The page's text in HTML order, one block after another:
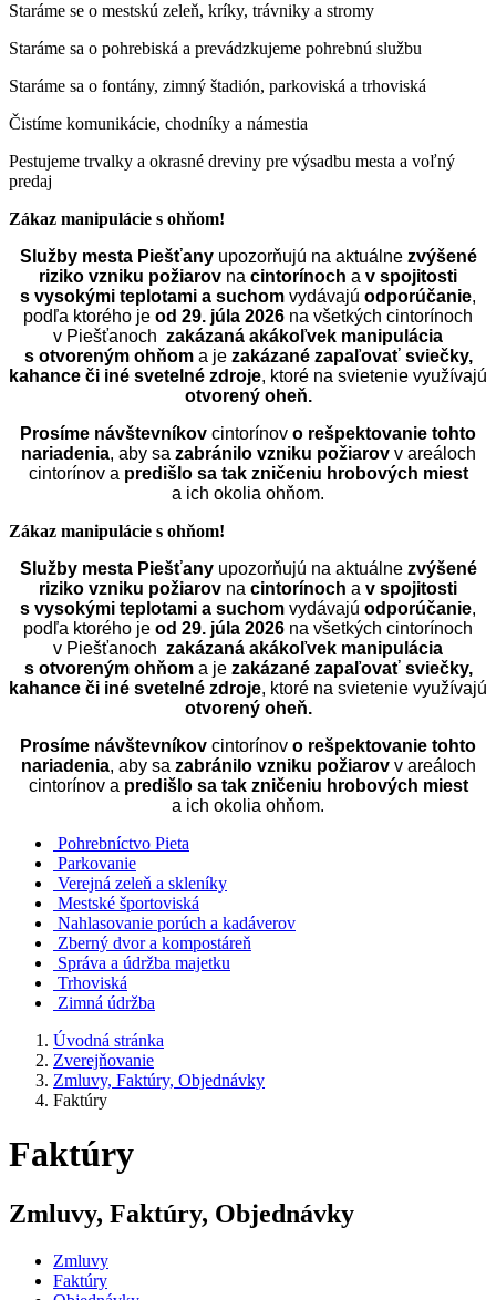
Staráme se o mestskú zeleň, kríky, trávniky a stromy
Staráme sa o pohrebiská a prevádzkujeme pohrebnú službu
Staráme sa o fontány, zimný štadión, parkoviská a trhoviská
Čistíme komunikácie, chodníky a námestia
Pestujeme trvalky a okrasné dreviny pre výsadbu mesta a voľný
predaj
Zákaz manipulácie s ohňom!
Služby mesta Piešťanyupozorňujú na aktuálne zvýšené
riziko vzniku požiarov na cintorínoch a v spojitosti
s vysokými teplotami a suchom vydávajú odporúčanie,
podľa ktorého je od 29. júla 2026 na všetkých cintorínoch
v Piešťanoch zakázaná akákoľvek manipulácia
s otvoreným ohňoma je zakázané zapaľovať sviečky,
kahance či iné svetelné zdroje, ktoré na svietenie využívajú
otvorený oheň.
Prosíme návštevníkov cintorínov o rešpektovanie tohto
nariadenia, aby sa zabránilo vzniku požiarovv areáloch
cintorínov a predišlo sa tak zničeniu hrobových miest
a ich okolia ohňom.
Zákaz manipulácie s ohňom!
Služby mesta Piešťanyupozorňujú na aktuálne zvýšené
riziko vzniku požiarov na cintorínoch a v spojitosti
s vysokými teplotami a suchom vydávajú odporúčanie,
podľa ktorého je od 29. júla 2026 na všetkých cintorínoch
v Piešťanoch zakázaná akákoľvek manipulácia
s otvoreným ohňoma je zakázané zapaľovať sviečky,
kahance či iné svetelné zdroje, ktoré na svietenie využívajú
otvorený oheň.
Prosíme návštevníkov cintorínov o rešpektovanie tohto
nariadenia, aby sa zabránilo vzniku požiarovv areáloch
cintorínov a predišlo sa tak zničeniu hrobových miest
a ich okolia ohňom.
Pohrebníctvo Pieta
Parkovanie
Verejná zeleň a skleníky
Mestské športoviská
Nahlasovanie porúch a kadáverov
Zberný dvor a kompostáreň
Správa a údržba majetku
Trhoviská
Zimná údržba
Úvodná stránka
Zverejňovanie
Zmluvy, Faktúry, Objednávky
Faktúry
Faktúry
Zmluvy, Faktúry, Objednávky
Zmluvy
Faktúry